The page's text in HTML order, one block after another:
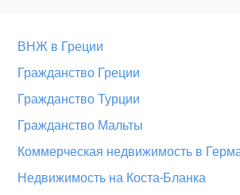
ВНЖ в Греции
Гражданство Греции
Гражданство Турции
Гражданство Мальты
Коммерческая недвижимость в
Недвижимость на Коста-Бланка